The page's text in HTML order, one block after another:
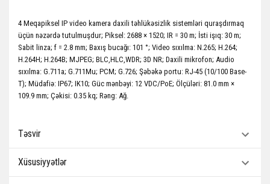
4 Meqapiksel IP video kamera daxili təhlükəsizlik sistemləri quraşdırmaq
üçün nəzərdə tutulmuşdur; Piksel: 2688 × 1520; IR = 30 m; İsti işıq: 30 m;
Sabit linza; f = 2.8 mm; Baxış bucağı: 101 °; Video sıxılma: N.265; H.264;
H.264H; H.264B; MJPEG; BLC,HLC,WDR; 3D NR; Daxili mikrofon; Audio
sıxılma: G.711a; G.711Mu; PCM; G.726; Şəbəkə portu: RJ-45 (10/100 Base-
T); Müdafiə: IP67; IK10; Güc mənbəyi: 12 VDC/PoE; Ölçüləri: 81.0 mm ×
109.9 mm; Çəkisi: 0.35 kq; Rəng: Ağ.
Təsvir
Xüsusiyyətlər